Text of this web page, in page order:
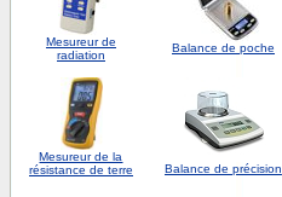
Mesureur de
radiation
Balance de poche
Mesureur de la
résistance de terre
Balance de précision